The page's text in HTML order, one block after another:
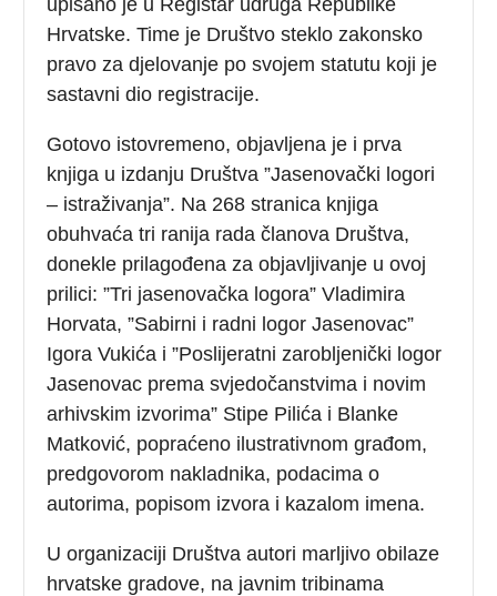
Hrvatske. Time je Društvo steklo zakonsko
pravo za djelovanje po svojem statutu koji je
sastavni dio registracije.
Gotovo istovremeno, objavljena je i prva
knjiga u izdanju Društva ”Jasenovački logori
– istraživanja”. Na 268 stranica knjiga
obuhvaća tri ranija rada članova Društva,
donekle prilagođena za objavljivanje u ovoj
prilici: ”Tri jasenovačka logora” Vladimira
Horvata, ”Sabirni i radni logor Jasenovac”
Igora Vukića i ”Poslijeratni zarobljenički logor
Jasenovac prema svjedočanstvima i novim
arhivskim izvorima” Stipe Pilića i Blanke
Matković, popraćeno ilustrativnom građom,
predgovorom nakladnika, podacima o
autorima, popisom izvora i kazalom imena.
U organizaciji Društva autori marljivo obilaze
hrvatske gradove, na javnim tribinama